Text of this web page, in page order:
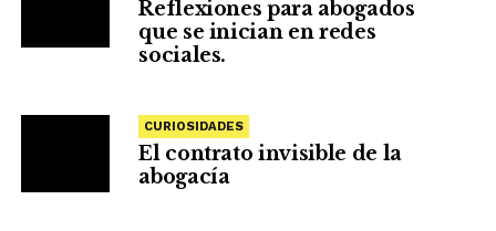
Reflexiones para abogados
que se inician en redes
sociales.
CURIOSIDADES
El contrato invisible de la
abogacía